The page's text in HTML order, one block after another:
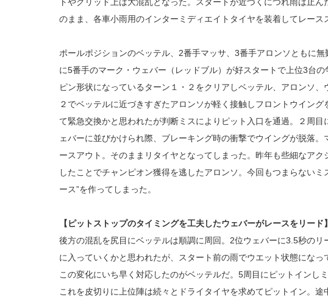
のまま、各車小雨用のインターミディエイトタイヤを装着してレース
ポールポジションのベッテル、2番手マッサ、3番手アロンソともに無
に5番手のマーク・ウェバー（レッドブル）が好スタートで上位3台
ピン形状になっているターン１・２をクリアしベッテル、アロンソ
２でベッテルに近づきすぎたアロンソが軽く接触しフロントウイング
て緊急交換かと思われたが判断ミスによりピット入口を通過。２周目
ェバーに並びかけられ際、ブレーキング時の衝撃でウイングが脱落。
ースアウト。そのままリタイヤとなってしまった。昨年も些細なア
したことでチャンピオン獲得を逃したアロンソ。今回もつまらないミ
ース”を作ってしまった。
【ピットストップのタイミングを工夫したウェバーがレースをリード】
後方の混乱を尻目にベッテルは順調に周回。2位ウェバーに3.5秒のリ
に入っていくかと思われたが、スタート前の雨でウエット状態になっ
この変化にいち早く対応したのがベッテルだ。5周目にピットインし
これを皮切りに上位陣は続々とドライタイヤを求めてピットイン。